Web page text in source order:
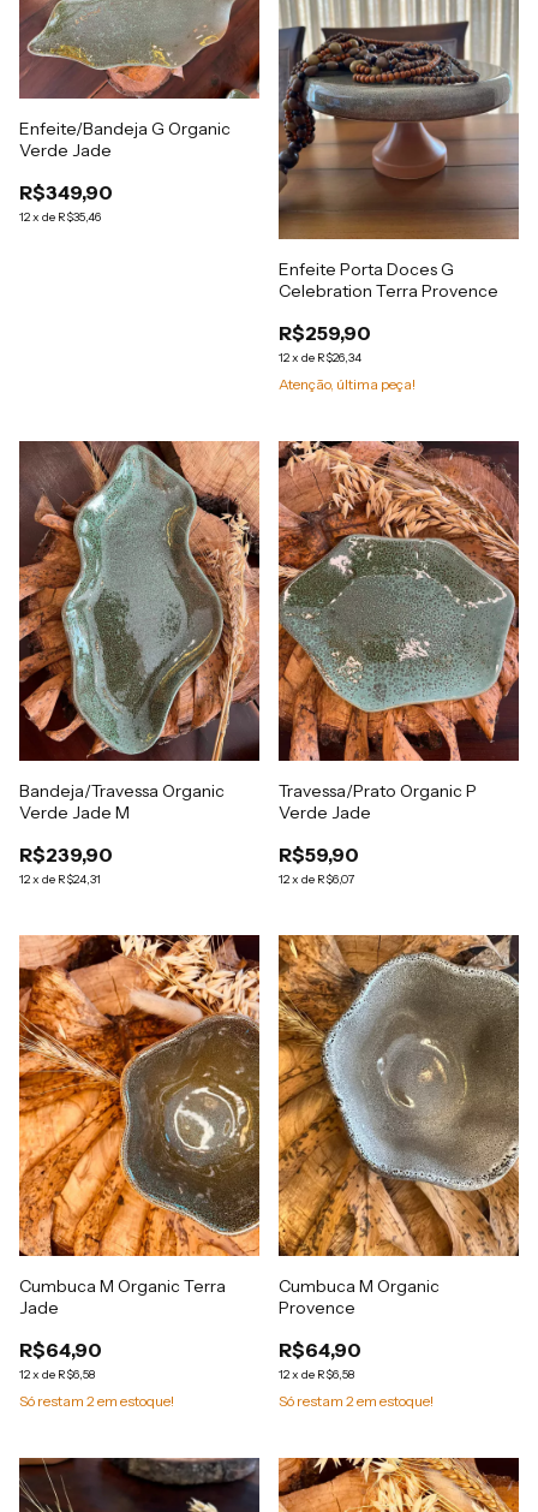
Enfeite/Bandeja G Organic
Verde Jade
R$349,90
12x de R$35,46
Enfeite Porta Doces G
Celebration Terra Provence
R$259,90
12x de R$26,34
Atenção, última peça!
Bandeja/Travessa Organic
Verde Jade M
R$239,90
12x de R$24,31
Travessa/Prato Organic P
Verde Jade
R$59,90
12x de R$6,07
Cumbuca M Organic Terra
Jade
R$64,90
12x de R$6,58
Só restam 2 em estoque!
Cumbuca M Organic
Provence
R$64,90
12x de R$6,58
Só restam 2 em estoque!